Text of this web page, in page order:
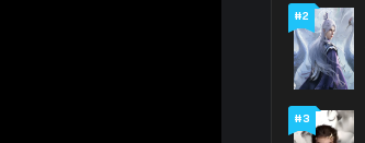
#2
#3